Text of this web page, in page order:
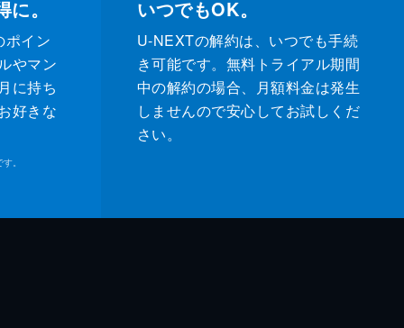
。
ポイン
やマン
に持ち
好きな
。
いつでもOK。
U-NEXTの解約は、いつでも手続
き可能です。無料トライアル期間
中の解約の場合、月額料金は発生
しませんので安心してお試しくだ
さい。